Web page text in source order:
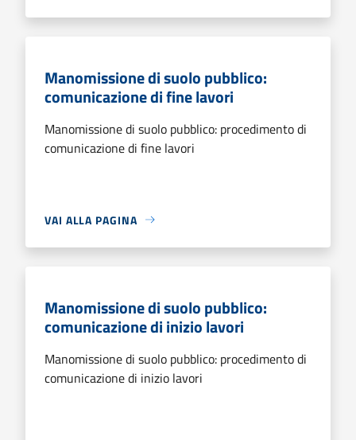
Manomissione di suolo pubblico:
comunicazione di fine lavori
Manomissione di suolo pubblico: procedimento di
comunicazione di fine lavori
VAI ALLA PAGINA
Manomissione di suolo pubblico:
comunicazione di inizio lavori
Manomissione di suolo pubblico: procedimento di
comunicazione di inizio lavori